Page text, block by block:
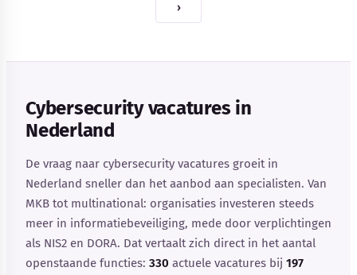
›
Cybersecurity vacatures in
Nederland
De vraag naar cybersecurity vacatures groeit in
Nederland sneller dan het aanbod aan specialisten. Van
MKB tot multinational: organisaties investeren steeds
meer in informatiebeveiliging, mede door verplichtingen
als NIS2 en DORA. Dat vertaalt zich direct in het aantal
openstaande functies: 330 actuele vacatures bij 197